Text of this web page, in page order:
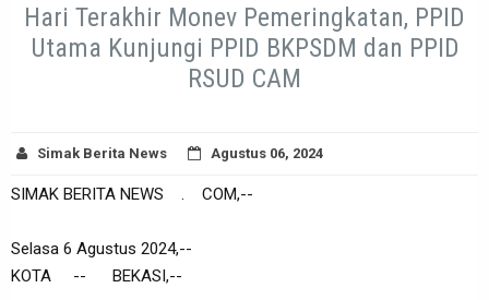
Hari Terakhir Monev Pemeringkatan, PPID
Utama Kunjungi PPID BKPSDM dan PPID
RSUD CAM
Simak Berita News Agustus 06, 2024
SIMAK BERITA NEWS . COM,--
Selasa 6 Agustus 2024,--
KOTA -- BEKASI,--